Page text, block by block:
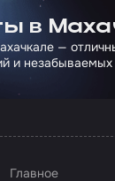
в
—
и незабываемых
Главное